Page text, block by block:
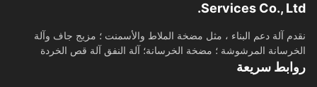
Services Co.,
آلة دعم البناء ، مثل مضخة الملاط والأسمنت ؛ مزيج جاف وآلة
المرشوشة ؛ مضخة الخرسانة؛ آلة النفق آلة قص الخردة
سريعة